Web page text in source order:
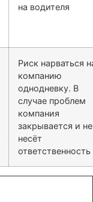
на водителя
Риск нарваться
компанию
однодневку. В
случае проблем
компания
закрывается и не
несёт
ответственность